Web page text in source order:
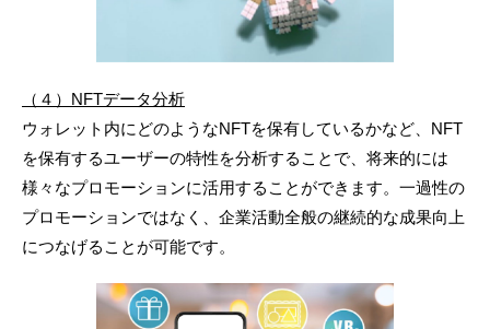
（４）NFTデータ分析
ウォレット内にどのようなNFTを保有しているかなど、NFT
を保有するユーザーの特性を分析することで、将来的には
様々なプロモーションに活用することができます。一過性の
プロモーションではなく、企業活動全般の継続的な成果向上
につなげることが可能です。